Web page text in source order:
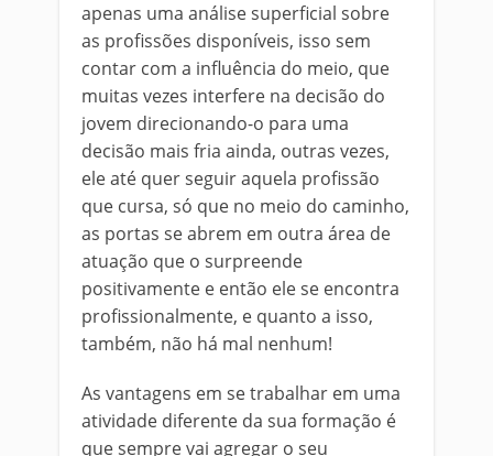
apenas uma análise superficial sobre
as profissões disponíveis, isso sem
contar com a influência do meio, que
muitas vezes interfere na decisão do
jovem direcionando-o para uma
decisão mais fria ainda, outras vezes,
ele até quer seguir aquela profissão
que cursa, só que no meio do caminho,
as portas se abrem em outra área de
atuação que o surpreende
positivamente e então ele se encontra
profissionalmente, e quanto a isso,
também, não há mal nenhum!
As vantagens em se trabalhar em uma
atividade diferente da sua formação é
que sempre vai agregar o seu